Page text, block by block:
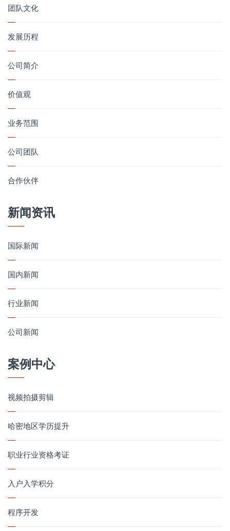
团队文化
发展历程
公司简介
价值观
业务范围
公司团队
合作伙伴
新闻资讯
国际新闻
国内新闻
行业新闻
公司新闻
案例中心
视频拍摄剪辑
哈密地区学历提升
职业行业资格考证
入户入学积分
程序开发